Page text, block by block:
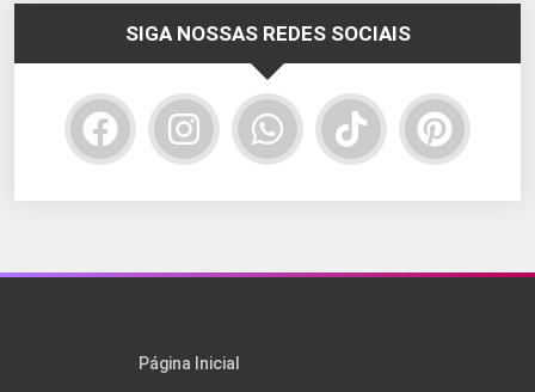
SIGA NOSSAS REDES SOCIAIS
Página Inicial